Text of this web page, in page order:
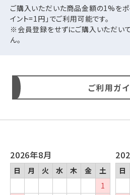
ご購入いただいた商品金額の1%をポ
イント=1円」でご利用可能です。
※会員登録をせずにご購入いただい
ん。
ご利用ガ
2026年8月
日 月 火 水 木 金
土
1
日